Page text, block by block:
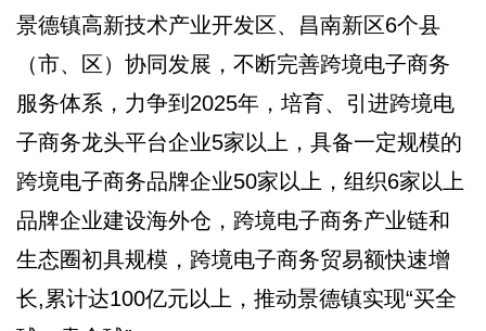
景德镇高新技术产业开发区、昌南新区6个县
（市、区）协同发展，不断完善跨境电子商务
服务体系，力争到2025年，培育、引进跨境电
子商务龙头平台企业5家以上，具备一定规模的
跨境电子商务品牌企业50家以上，组织6家以上
品牌企业建设海外仓，跨境电子商务产业链和
生态圈初具规模，跨境电子商务贸易额快速增
长,累计达100亿元以上，推动景德镇实现“买全